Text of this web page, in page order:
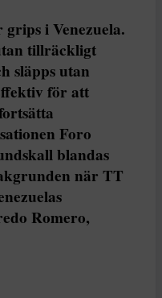
i Venezuela.
tillräckligt
släpps utan
för att
Foro
blandas
när TT
Romero,